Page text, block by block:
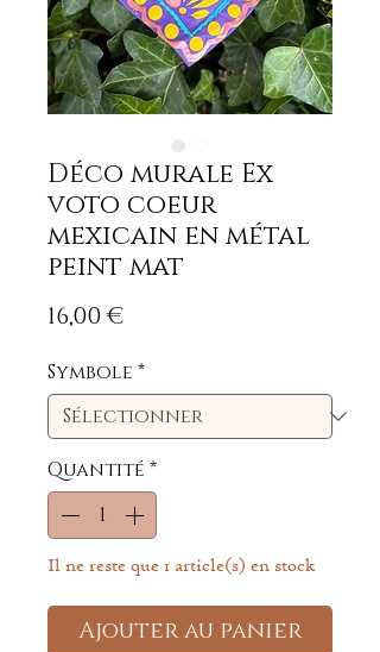
Déco murale Ex
voto coeur
mexicain en métal
peint mat
16,00 €Prix
Symbole *
Quantité *
Il ne reste que 1 article(s) en stock
Ajouter au panier